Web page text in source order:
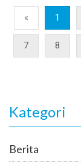
« 1
7 8
Kategori
Berita